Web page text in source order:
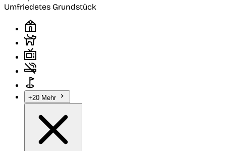
Umfriedetes Grundstück
+20 Mehr